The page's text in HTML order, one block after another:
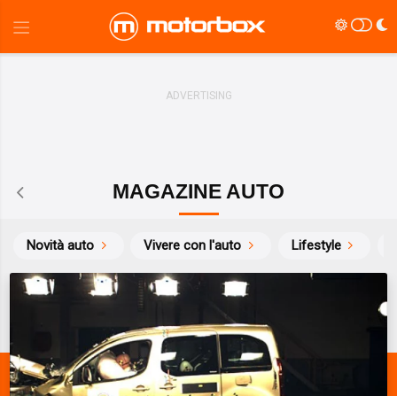
MAGAZINE AUTO
Novità auto Vivere con l'auto Lifestyle